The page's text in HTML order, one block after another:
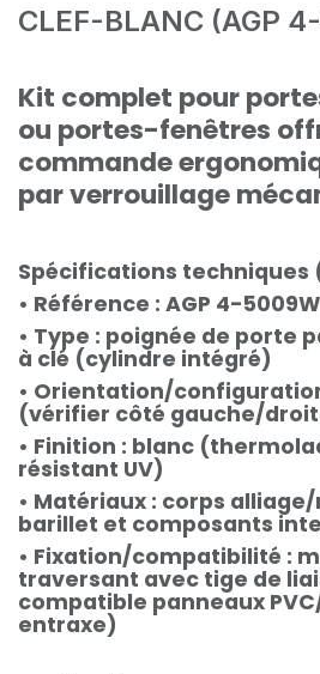
CLEF-BLANC (AGP
Kit complet pour
ou portes-fenêtres
commande
par verrouillage
Spécifications techniques
• Référence : AGP 4-
• Type : poignée de porte
à clé (cylindre intégré)
• Orientation/
(vérifier côté gauche/
• Finition : blanc
résistant UV)
• Matériaux : corps
barillet et composants
• Fixation/compatibilité :
traversant avec tige de
compatible panneaux
entraxe)